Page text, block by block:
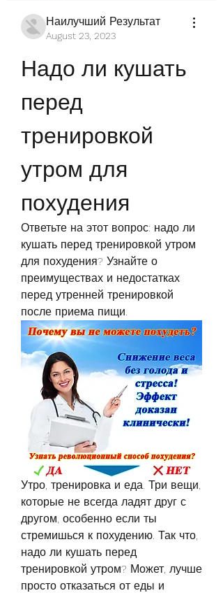
Наилучший Результат
August 23, 2023
Надо ли кушать
перед
тренировкой
утром для
похудения
Ответьте на этот вопрос: надо ли
кушать перед тренировкой утром
для похудения? Узнайте о
преимуществах и недостатках
перед утренней тренировкой
после приема пищи.
Утро, тренировка и еда. Три вещи,
которые не всегда ладят друг с
другом, особенно если ты
стремишься к похудению. Так что,
надо ли кушать перед
тренировкой утром? Может, лучше
просто отказаться от еды и